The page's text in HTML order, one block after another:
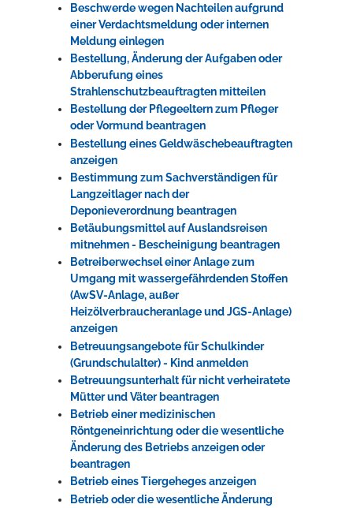
Beschwerde wegen Nachteilen aufgrund
einer Verdachtsmeldung oder internen
Meldung einlegen
Bestellung, Änderung der Aufgaben oder
Abberufung eines
Strahlenschutzbeauftragten mitteilen
Bestellung der Pflegeeltern zum Pfleger
oder Vormund beantragen
Bestellung eines Geldwäschebeauftragten
anzeigen
Bestimmung zum Sachverständigen für
Langzeitlager nach der
Deponieverordnung beantragen
Betäubungsmittel auf Auslandsreisen
mitnehmen - Bescheinigung beantragen
Betreiberwechsel einer Anlage zum
Umgang mit wassergefährdenden Stoffen
(AwSV-Anlage, außer
Heizölverbraucheranlage und JGS-Anlage)
anzeigen
Betreuungsangebote für Schulkinder
(Grundschulalter) - Kind anmelden
Betreuungsunterhalt für nicht verheiratete
Mütter und Väter beantragen
Betrieb einer medizinischen
Röntgeneinrichtung oder die wesentliche
Änderung des Betriebs anzeigen oder
beantragen
Betrieb eines Tiergeheges anzeigen
Betrieb oder die wesentliche Änderung